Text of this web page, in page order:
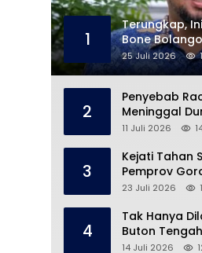
1
Terungkap,
Bone
Kades Toto
25 Juli 2026
2
Penyebab
Meninggal
Ungkap
11 Juli 2026
3
Kejati Tahan
Pemprov
Dugaan
23 Juli 2026
4
Tak Hanya
Buton
Khusus dari
14 Juli 2026